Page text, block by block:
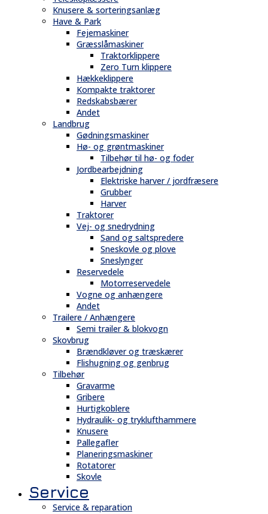
Knusere & sorteringsanlæg
Have & Park
Fejemaskiner
Græsslåmaskiner
Traktorklippere
Zero Turn klippere
Hækkeklippere
Kompakte traktorer
Redskabsbærer
Andet
Landbrug
Gødningsmaskiner
Hø- og grøntmaskiner
Tilbehør til hø- og foder
Jordbearbejdning
Elektriske harver / jordfræsere
Grubber
Harver
Traktorer
Vej- og snedrydning
Sand og saltspredere
Sneskovle og plove
Sneslynger
Reservedele
Motorreservedele
Vogne og anhængere
Andet
Trailere / Anhængere
Semi trailer & blokvogn
Skovbrug
Brændkløver og træskærer
Flishugning og genbrug
Tilbehør
Gravarme
Gribere
Hurtigkoblere
Hydraulik- og tryklufthammere
Knusere
Pallegafler
Planeringsmaskiner
Rotatorer
Skovle
Service
Service & reparation